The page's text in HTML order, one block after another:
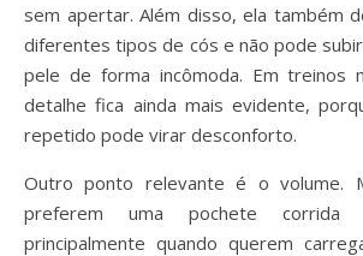
sem apertar. Além disso, ela também
diferentes tipos de cós e não pode
pele de forma incômoda. Em treinos
detalhe fica ainda mais evidente,
repetido pode virar desconforto.
Outro ponto relevante é o volume.
preferem uma pochete corrida
principalmente quando querem